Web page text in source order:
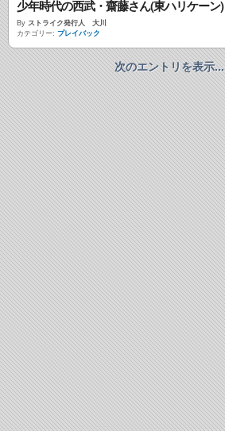
少年時代の西武・齋藤さん(東ハリケーン)
By ストライク発行人 大川
カテゴリー: プレイバック
次のエントリを表示...